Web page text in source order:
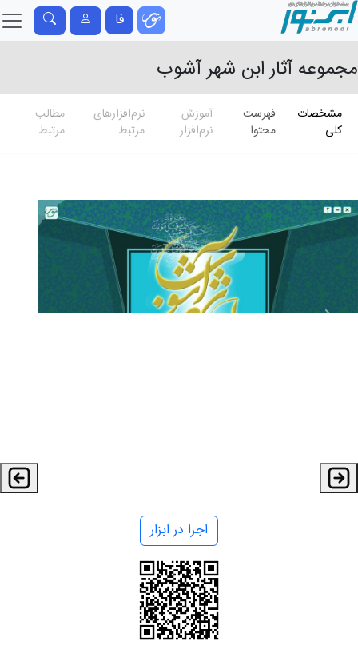
فا
مجموعه آثار ابن شهر آشوب
مشخصات
کلی
فهرست
محتوا
آموزش
نرم‌افزار
نرم‌افزارهای
مرتبط
مطالب
مرتبط
اجرا در ابزار